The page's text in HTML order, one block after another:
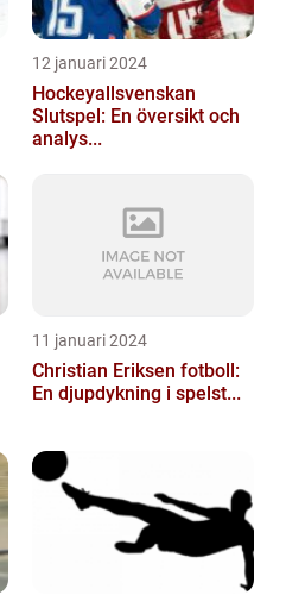
12 januari 2024
Hockeyallsvenskan
Slutspel: En översikt och
analys...
11 januari 2024
Christian Eriksen fotboll:
En djupdykning i spelst...